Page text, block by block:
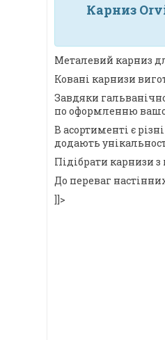
Карниз
Металевий карниз
Ковані карнизи
Завдяки
по оформленню
В асортименті є
додають
Підібрати карнизи
До переваг
]]>